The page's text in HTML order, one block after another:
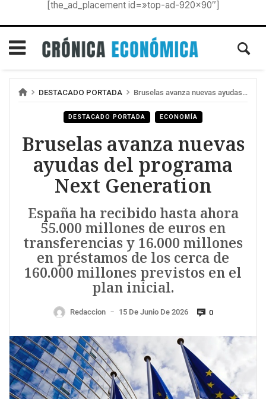
[the_ad_placement id=»top-ad-920×90″]
DESTACADO PORTADA Bruselas avanza nuevas ayudas del programa Next Generation
DESTACADO PORTADA ECONOMÍA
Bruselas avanza nuevas
ayudas del programa
Next Generation
España ha recibido hasta ahora
55.000 millones de euros en
transferencias y 16.000 millones
en préstamos de los cerca de
160.000 millones previstos en el
plan inicial.
Redaccion — 15 De Junio De 2026 0